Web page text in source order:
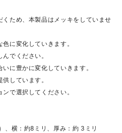
ため、本製品はメッキをしていませ
に変化していきます。
でください。
に豊かに変化していきます。
しています。
で選択してください。
、横：約8ミリ、厚み：約 3ミリ